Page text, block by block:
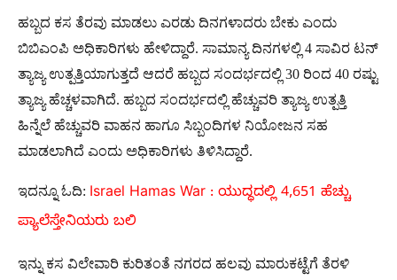
ಹಬ್ಬದ ಕಸ ತೆರವು ಮಾಡಲು ಎರಡು ದಿನಗಳಾದರು ಬೇಕು ಎಂದು
ಬಿಬಿಎಂಪಿ ಅಧಿಕಾರಿಗಳು ಹೇಳಿದ್ದಾರೆ. ಸಾಮಾನ್ಯ ದಿನಗಳಲ್ಲಿ 4 ಸಾವಿರ ಟನ್
ತ್ಯಾಜ್ಯ ಉತ್ಪತ್ತಿಯಾಗುತ್ತದೆ ಆದರೆ ಹಬ್ಬದ ಸಂದರ್ಭದಲ್ಲಿ 30 ರಿಂದ 40 ರಷ್ಟು
ತ್ಯಾಜ್ಯ ಹೆಚ್ಚಳವಾಗಿದೆ. ಹಬ್ಬದ ಸಂದರ್ಭದಲ್ಲಿ ಹೆಚ್ಚುವರಿ ತ್ಯಾಜ್ಯ ಉತ್ಪತ್ತಿ
ಹಿನ್ನೆಲೆ ಹೆಚ್ಚುವರಿ ವಾಹನ ಹಾಗೂ ಸಿಬ್ಬಂದಿಗಳ ನಿಯೋಜನ ಸಹ
ಮಾಡಲಾಗಿದೆ ಎಂದು ಅಧಿಕಾರಿಗಳು ತಿಳಿಸಿದ್ದಾರೆ.
ಇದನ್ನೂ ಓದಿ: Israel Hamas War : ಯುದ್ಧದಲ್ಲಿ 4,651 ಹೆಚ್ಚು
ಪ್ಯಾಲೆಸ್ತೇನಿಯರು ಬಲಿ
ಇನ್ನು ಕಸ ವಿಲೇವಾರಿ ಕುರಿತಂತೆ ನಗರದ ಹಲವು ಮಾರುಕಟ್ಟೆಗೆ ತೆರಳಿ